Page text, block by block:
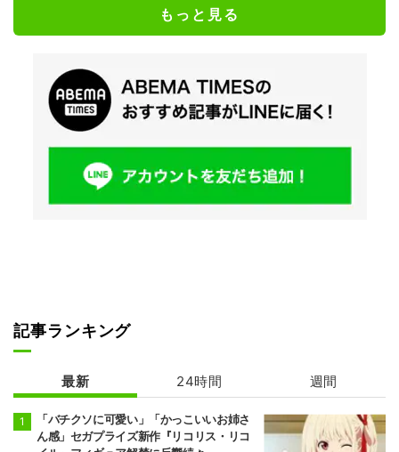
もっと見る
記事ランキング
最新 24時間 週間
「バチクソに可愛い」「かっこいいお姉さ
ん感」セガプライズ新作『リコリス・リコ